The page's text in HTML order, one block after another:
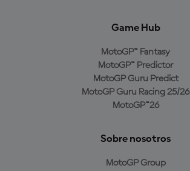
Game Hub
MotoGP™ Fantasy
MotoGP™ Predictor
MotoGP Guru Predict
MotoGP Guru Racing 25/26
MotoGP™26
Sobre nosotros
MotoGP Group